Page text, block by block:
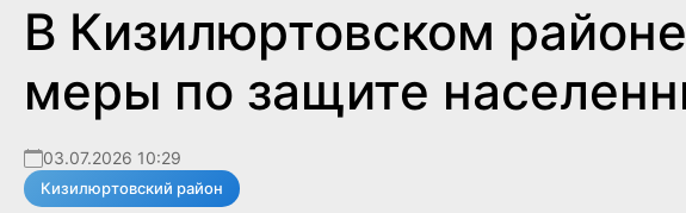
В Кизилюртовском
меры по защите
03.07.2026 10:29
Кизилюртовский район